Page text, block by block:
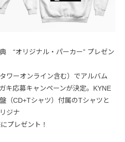
“オリジナル・パーカー” プレゼン
ワーオンライン含む）でアルバム
キ応募キャンペーンが決定。KYNE
（CD+Tシャツ）付属のTシャツと
ジナ
プレゼント！